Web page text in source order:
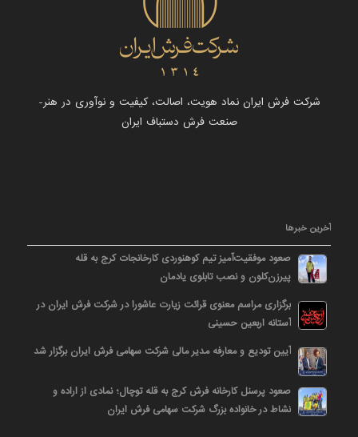
شرکت فرش ایران نماد هویت، اصالت، کیفیت و نوآوری در هنر-
صنعت فرش دستباف ایران
آخرین خبرها
صعود موفقیت‌آمیز تیم کوهنوردی کارخانجات کرج به قله
پیرزن‌کلون و نصب تابلوی یادمان
برگزاری مراسم معنوی قرائت زیارت عاشورا در شرکت فرش ایران در
آستانه اربعین حسینی
آیین تودیع و معارفه مدیر مالی شرکت سهامی فرش ایران برگزار شد
صعود پرسنل کارخانه فرش کرج به قله توچال؛ نمادی از اراده و
نشاط در خانواده بزرگ شرکت سهامی فرش ایران